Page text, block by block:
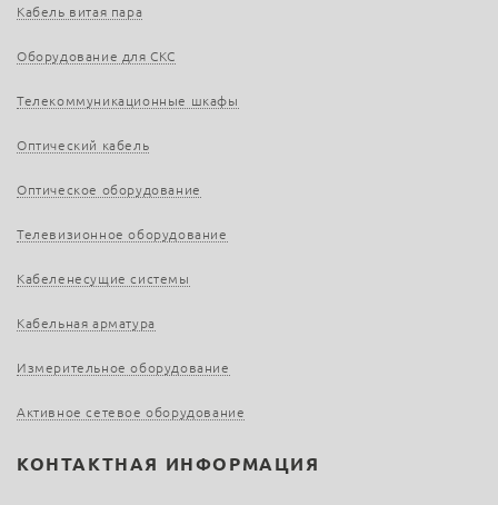
Кабель витая пара
Оборудование для СКС
Телекоммуникационные шкафы
Оптический кабель
Оптическое оборудование
Телевизионное оборудование
Кабеленесущие системы
Кабельная арматура
Измерительное оборудование
Активное сетевое оборудование
КОНТАКТНАЯ ИНФОРМАЦИЯ